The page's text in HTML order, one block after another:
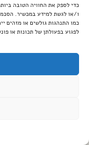
כדי לספק את החוויה הטובה
ו/או לגשת למידע במכשיר.
כמו התנהגות גולשים או מזהים
לפגוע בפעולתן של תכונות או
2026 © כל הזכויות שמורות למיכל שמיר